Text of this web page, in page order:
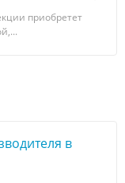
приобретет
в